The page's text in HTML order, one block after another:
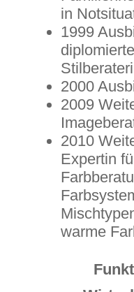
in
1999
2000
2009
2010
Expertin
warme